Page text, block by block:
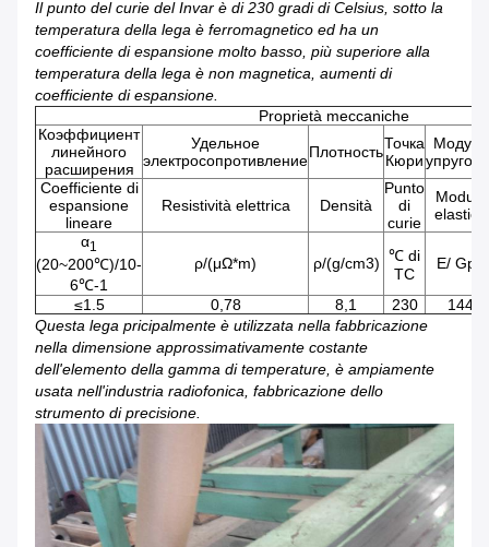
Il punto del curie del Invar è di 230 gradi di Celsius, sotto la
temperatura della lega è ferromagnetico ed ha un
coefficiente di espansione molto basso, più superiore alla
temperatura della lega è non magnetica, aumenti di
coefficiente di espansione.
Proprietà meccaniche
Коэффициент
линейного
расширения
Удельное
электросопротивлениеПлотностьТочка
Кюри
Модуль
Coefficiente di
espansione
lineare
Resistività elettrica Densità
Punto
di
curie
Modulo
elastico
α1
(20~200℃)/10-
6℃-1
ρ/(μΩ*m) ρ/(g/cm3) ℃ di
TC
E/ Gpa
≤1.5 0,78 8,1 230
144
Questa lega pricipalmente è utilizzata nella fabbricazione
nella dimensione approssimativamente costante
dell'elemento della gamma di temperature, è ampiamente
usata nell'industria radiofonica, fabbricazione dello
strumento di precisione.